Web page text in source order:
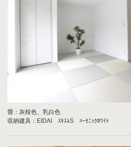
畳：灰桜色、乳白色
収納建具：EIDAI ｽｷｽﾑS ﾊｰﾓﾆｯｸﾎﾜｲﾄ